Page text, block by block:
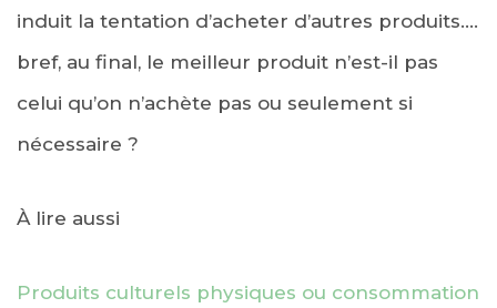
induit la tentation d’acheter d’autres produits….
bref, au final, le meilleur produit n’est-il pas
celui qu’on n’achète pas ou seulement si
nécessaire ?
À lire aussi
Produits culturels physiques ou consommation